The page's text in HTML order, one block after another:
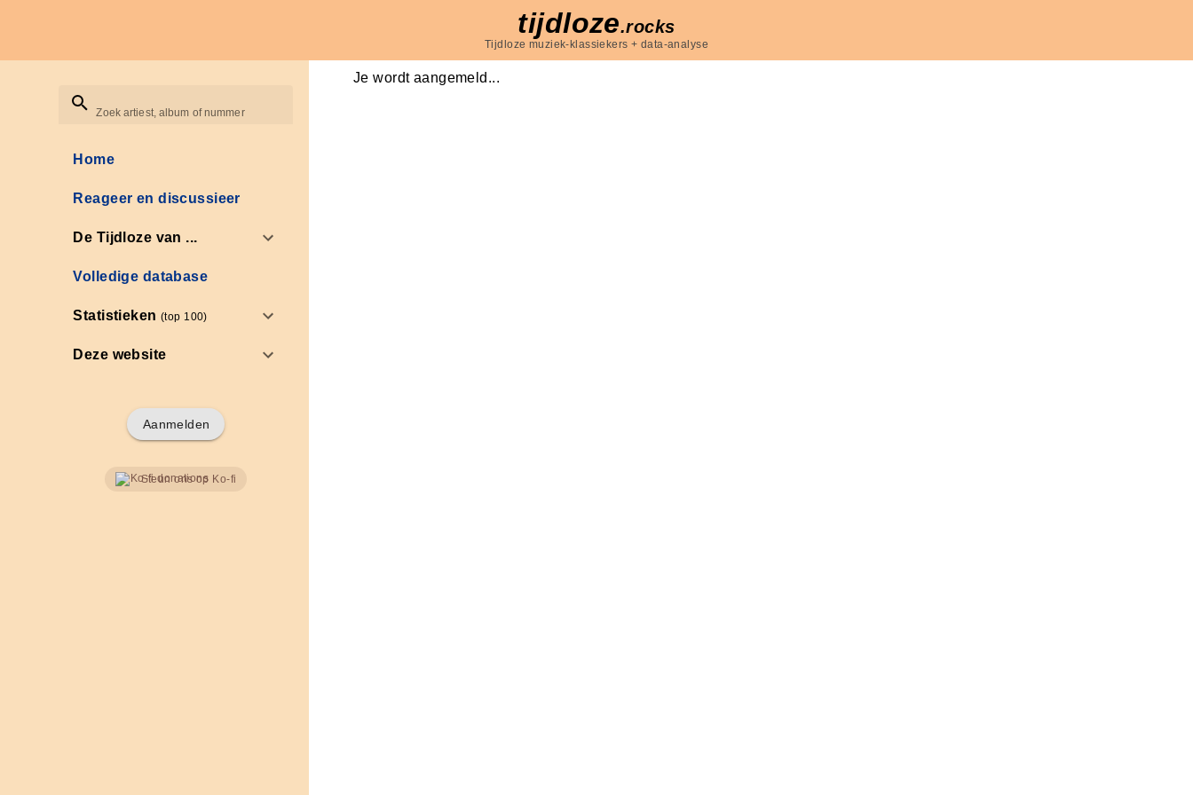
tijdloze.rocks
Tijdloze muziek-klassiekers + data-analyse
Zoek artiest, album of nummer
Home
Reageer en discussieer
De Tijdloze van ...
Volledige database
Statistieken(top 100)
Deze website
Aanmelden
Steun ons op Ko-fi
Je wordt aangemeld...